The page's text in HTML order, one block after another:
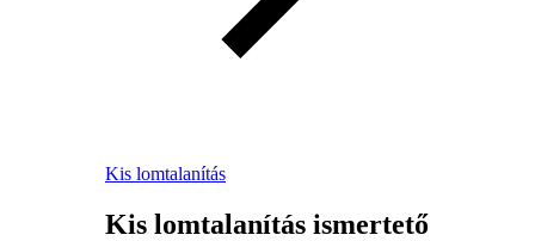
Kis lomtalanítás
Kis lomtalanítás ismertető